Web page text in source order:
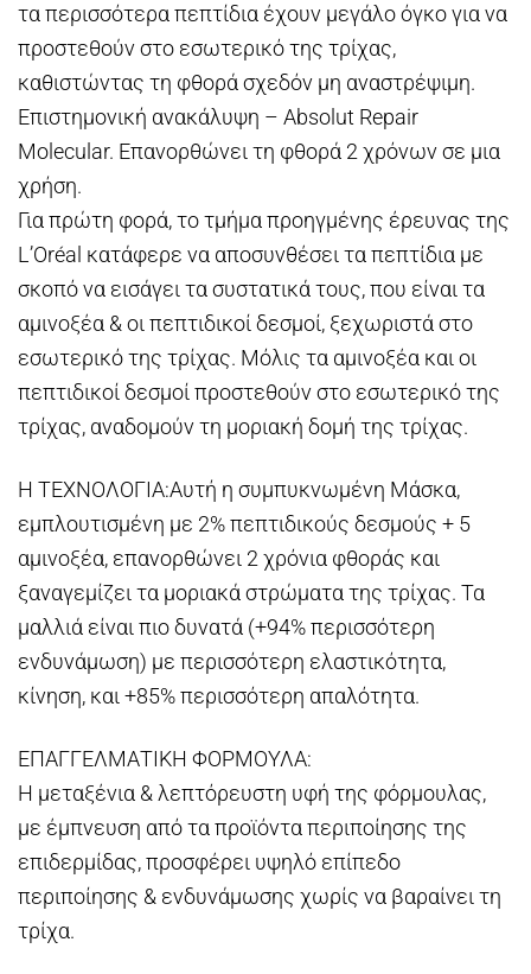
τα περισσότερα πεπτίδια έχουν μεγάλο όγκο για να
προστεθούν στο εσωτερικό της τρίχας,
καθιστώντας τη φθορά σχεδόν μη αναστρέψιμη.
Επιστημονική ανακάλυψη – Absolut Repair
Molecular. Επανορθώνει τη φθορά 2 χρόνων σε μια
χρήση.
Για πρώτη φορά, το τμήμα προηγμένης έρευνας της
L’Oréal κατάφερε να αποσυνθέσει τα πεπτίδια με
σκοπό να εισάγει τα συστατικά τους, που είναι τα
αμινοξέα & οι πεπτιδικοί δεσμοί, ξεχωριστά στο
εσωτερικό της τρίχας. Μόλις τα αμινοξέα και οι
πεπτιδικοί δεσμοί προστεθούν στο εσωτερικό της
τρίχας, αναδομούν τη μοριακή δομή της τρίχας.
Η ΤΕΧΝΟΛΟΓΙΑ:Αυτή η συμπυκνωμένη Μάσκα,
εμπλουτισμένη με 2% πεπτιδικούς δεσμούς + 5
αμινοξέα, επανορθώνει 2 χρόνια φθοράς και
ξαναγεμίζει τα μοριακά στρώματα της τρίχας. Τα
μαλλιά είναι πιο δυνατά (+94% περισσότερη
ενδυνάμωση) με περισσότερη ελαστικότητα,
κίνηση, και +85% περισσότερη απαλότητα.
ΕΠΑΓΓΕΛΜΑΤΙΚΗ ΦΟΡΜΟΥΛΑ:
Η μεταξένια & λεπτόρευστη υφή της φόρμουλας,
με έμπνευση από τα προϊόντα περιποίησης της
επιδερμίδας, προσφέρει υψηλό επίπεδο
περιποίησης & ενδυνάμωσης χωρίς να βαραίνει τη
τρίχα.